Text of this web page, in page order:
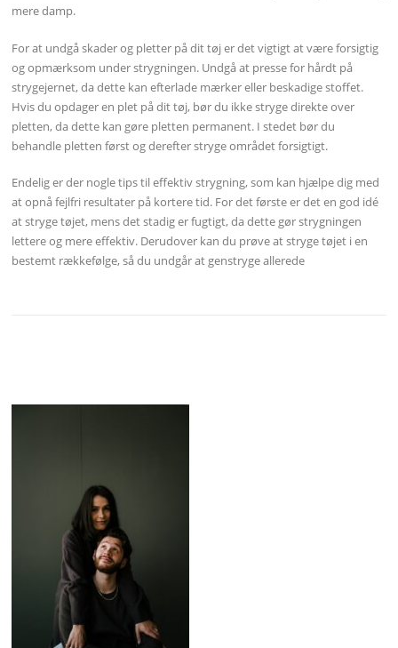
mere damp.
For at undgå skader og pletter på dit tøj er det vigtigt at være forsigtig
og opmærksom under strygningen. Undgå at presse for hårdt på
strygejernet, da dette kan efterlade mærker eller beskadige stoffet.
Hvis du opdager en plet på dit tøj, bør du ikke stryge direkte over
pletten, da dette kan gøre pletten permanent. I stedet bør du
behandle pletten først og derefter stryge området forsigtigt.
Endelig er der nogle tips til effektiv strygning, som kan hjælpe dig med
at opnå fejlfri resultater på kortere tid. For det første er det en god idé
at stryge tøjet, mens det stadig er fugtigt, da dette gør strygningen
lettere og mere effektiv. Derudover kan du prøve at stryge tøjet i en
bestemt rækkefølge, så du undgår at genstryge allerede